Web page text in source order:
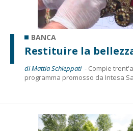
BANCA
Restituire la
di Mattia Schieppati - Compie
programma promosso da Intesa